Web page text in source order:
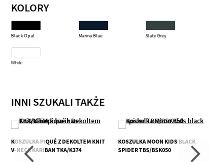
KOLORY
Black Opal Marina Blue Slate Grey
White
INNI SZUKALI TAKŻE
KOSZULKA PIQUÉ Z DEKOLTEM KNIT
V-NECK KARIBAN TKA/K374
KOSZULKA MOON KIDS BLACK
SPIDER TBS/BSK050